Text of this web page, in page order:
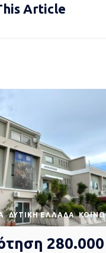
Article
ΔΥΤΙΚΉ ΕΛΛΆΔΑ
280.000